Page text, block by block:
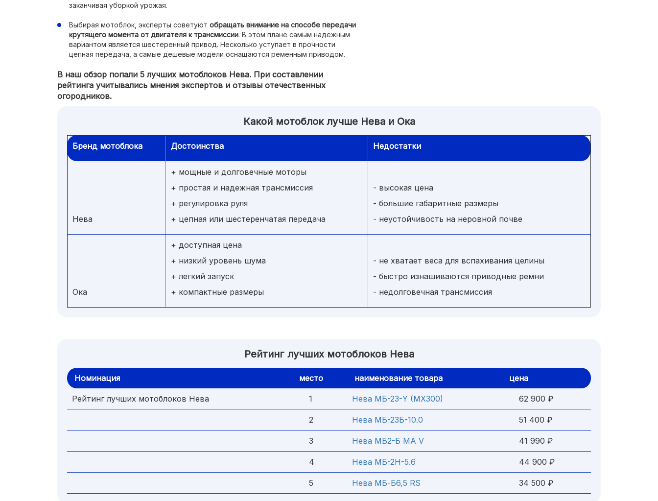
заканчивая уборкой урожая.
Выбирая мотоблок, эксперты советуют обращать внимание на способе передачи
крутящего момента от двигателя к трансмиссии. В этом плане самым надежным
вариантом является шестеренный привод. Несколько уступает в прочности
цепная передача, а самые дешевые модели оснащаются ременным приводом.
В наш обзор попали 5 лучших мотоблоков Нева. При составлении
рейтинга учитывались мнения экспертов и отзывы отечественных
огородников.
Какой мотоблок лучше Нева и Ока
Бренд мотоблока Достоинства Недостатки
Нева
+ мощные и долговечные моторы
+ простая и надежная трансмиссия
+ регулировка руля
+ цепная или шестеренчатая передача
- высокая цена
- большие габаритные размеры
- неустойчивость на неровной почве
Ока
+ доступная цена
+ низкий уровень шума
+ легкий запуск
+ компактные размеры
- не хватает веса для вспахивания целины
- быстро изнашиваются приводные ремни
- недолговечная трансмиссия
Рейтинг лучших мотоблоков Нева
Номинация место наименование товара цена
Рейтинг лучших мотоблоков Нева 1 Нева МБ-23-Y (MX300) 62 900 ₽
2 Нева МБ-23Б-10.0 51 400 ₽
3 Нева MБ2-Б MА V 41 990 ₽
4 Нева МБ-2Н-5.6 44 900 ₽
5 Нева MБ-Б6,5 RS 34 500 ₽